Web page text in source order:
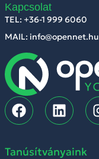
Kapcsolat
TEL: +36-1 999 6060
MAIL: info@opennet.hu
Tanúsítványaink